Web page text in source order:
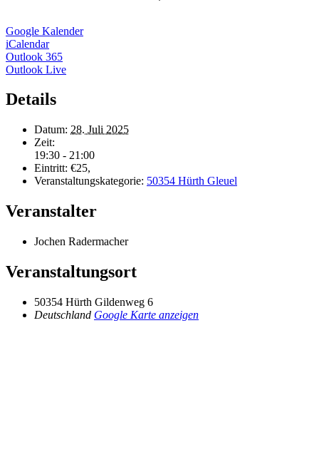
Google Kalender
iCalendar
Outlook 365
Outlook Live
Details
Datum: 28. Juli 2025
Zeit:
19:30 - 21:00
Eintritt: €25,
Veranstaltungskategorie: 50354 Hürth Gleuel
Veranstalter
Jochen Radermacher
Veranstaltungsort
50354 Hürth Gildenweg 6
Deutschland Google Karte anzeigen